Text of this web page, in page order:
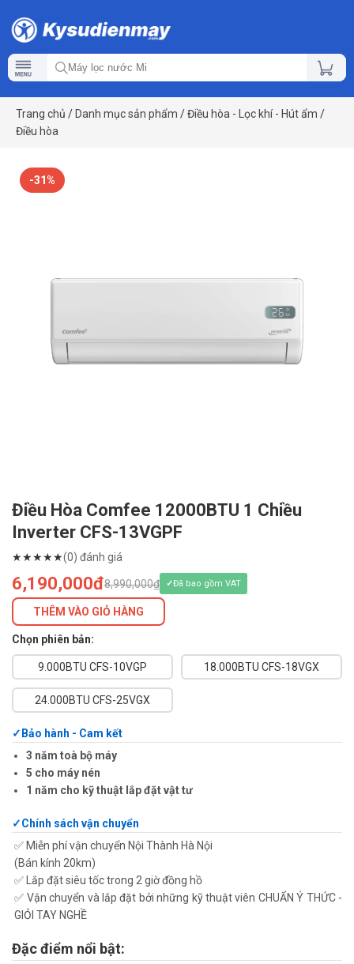
Trang chủ / Danh mục sản phẩm /Điều hòa - Lọc khí - Hút ẩm /
Điều hòa
-31%
Điều Hòa Comfee 12000BTU 1 Chiều
Inverter CFS-13VGPF
★★★★★(0) đánh giá
6,190,000đ8,990,000₫ Đã bao gồm VAT
THÊM VÀO GIỎ HÀNG
Chọn phiên bản:
9.000BTU CFS-10VGP 18.000BTU CFS-18VGX
24.000BTU CFS-25VGX
Bảo hành - Cam kết
3 năm toà bộ máy
5 cho máy nén
1 năm cho kỹ thuật lắp đặt vật tư
Chính sách vận chuyển
✅ Miễn phí vận chuyển Nội Thành Hà Nội
(Bán kính 20km)
✅ Lắp đặt siêu tốc trong 2 giờ đồng hồ
✅ Vận chuyển và lắp đặt bởi những kỹ thuật viên CHUẨN Ý THỨC -
GIỎI TAY NGHỀ
Đặc điểm nổi bật: